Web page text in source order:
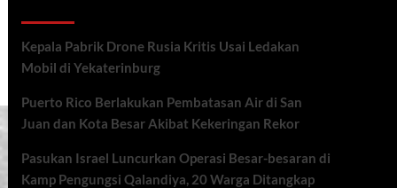
Kepala Pabrik Drone Rusia Kritis Usai Ledakan
Mobil di Yekaterinburg
Puerto Rico Berlakukan Pembatasan Air di San
Juan dan Kota Besar Akibat Kekeringan Rekor
Pasukan Israel Luncurkan Operasi Besar-besaran di
Kamp Pengungsi Qalandiya, 20 Warga Ditangkap